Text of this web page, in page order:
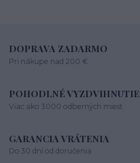
DOPRAVA ZADARMO
Pri nákupe nad 200 €
POHODLNÉ VYZDVIHNUTIE
Viac ako 3000 odberných miest
GARANCIA VRÁTENIA
Do 30 dní od doručenia